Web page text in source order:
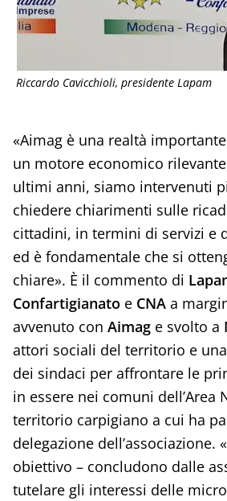
Riccardo Cavicchioli, presidente Lapam
«Aimag è una realtà
un motore economico
ultimi anni, siamo intervenuti
chiedere chiarimenti sulle
cittadini, in termini di servizi e
ed è fondamentale che si
chiare». È il commento di
Confartigianato e CNAa
avvenuto con Aimage svolto a
attori sociali del territorio e
dei sindaci per affrontare le
in essere nei comuni dell’Area
territorio carpigiano a cui ha
delegazione
obiettivo – concludono dalle
tutelare gli interessi delle